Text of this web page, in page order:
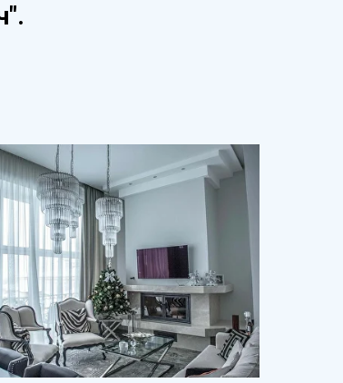
Квартира в Азарово с
камином